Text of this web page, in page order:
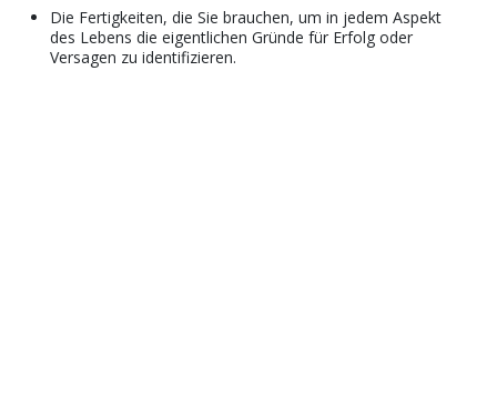
Die Fertigkeiten, die Sie brauchen, um in jedem Aspekt
des Lebens die eigentlichen Gründe für Erfolg oder
Versagen zu identifizieren.